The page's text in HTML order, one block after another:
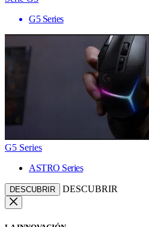
G5 Series
G5 Series
ASTRO Series
DESCUBRIR DESCUBRIR